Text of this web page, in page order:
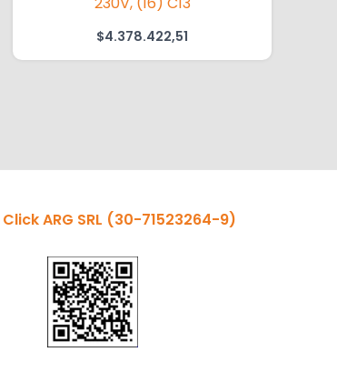
$4.378.422,51
ARG SRL (30-71523264-9)